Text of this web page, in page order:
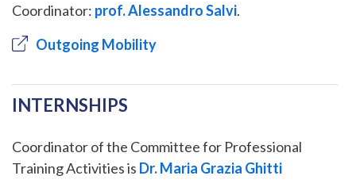
Coordinator: prof. Alessandro Salvi.
Outgoing Mobility
INTERNSHIPS
Coordinator of the Committee for Professional
Training Activities is Dr. Maria Grazia Ghitti